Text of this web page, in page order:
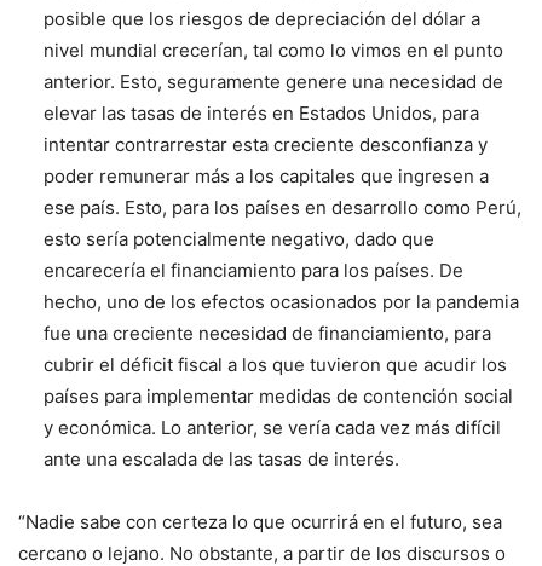
posible que los riesgos de depreciación del dólar a
nivel mundial crecerían, tal como lo vimos en el punto
anterior. Esto, seguramente genere una necesidad de
elevar las tasas de interés en Estados Unidos, para
intentar contrarrestar esta creciente desconfianza y
poder remunerar más a los capitales que ingresen a
ese país. Esto, para los países en desarrollo como Perú,
esto sería potencialmente negativo, dado que
encarecería el financiamiento para los países. De
hecho, uno de los efectos ocasionados por la pandemia
fue una creciente necesidad de financiamiento, para
cubrir el déficit fiscal a los que tuvieron que acudir los
países para implementar medidas de contención social
y económica. Lo anterior, se vería cada vez más difícil
ante una escalada de las tasas de interés.
“Nadie sabe con certeza lo que ocurrirá en el futuro, sea
cercano o lejano. No obstante, a partir de los discursos o